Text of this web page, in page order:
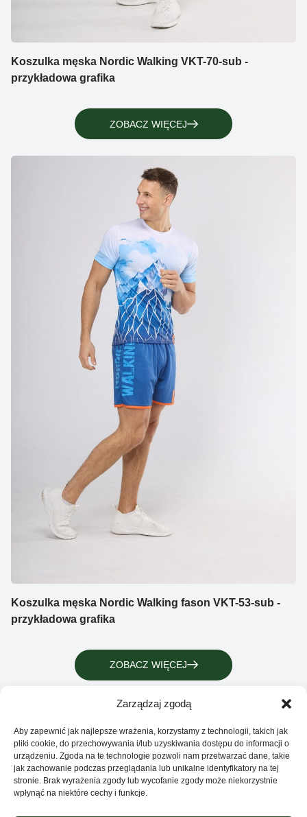
Zarządzaj zgodą
Aby zapewnić jak najlepsze wrażenia, korzystamy z technologii, takich jak
pliki cookie, do przechowywania i/lub uzyskiwania dostępu do informacji o
urządzeniu. Zgoda na te technologie pozwoli nam przetwarzać dane, takie
jak zachowanie podczas przeglądania lub unikalne identyfikatory na tej
stronie. Brak wyrażenia zgody lub wycofanie zgody może niekorzystnie
wpłynąć na niektóre cechy i funkcje.
Koszulka męska Nordic Walking VKT-70-sub -
przykładowa grafika
ZOBACZ WIĘCEJ
Koszulka męska Nordic Walking fason VKT-53-sub -
przykładowa grafika
ZOBACZ WIĘCEJ